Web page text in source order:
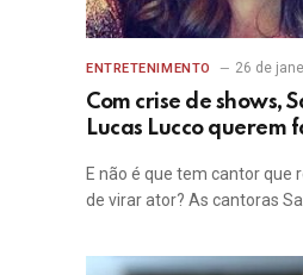
ENTRETENIMENTO 26 de
Com crise de shows,
Lucas Lucco querem
E não é que tem cantor
de virar ator? As cantoras